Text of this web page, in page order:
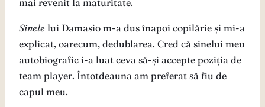
mai revenit la maturitate.
Sinele lui Damasio m-a dus înapoi copilărie și mi-a
explicat, oarecum, dedublarea. Cred că sinelui meu
autobiografic i-a luat ceva să-și accepte poziția de
team player. Întotdeauna am preferat să fiu de
capul meu.